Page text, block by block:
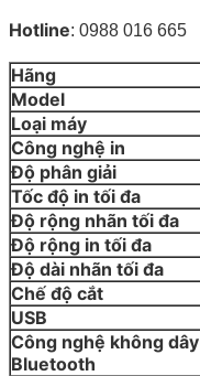
Hotline: 0988 016 665
Hãng
Model
Loại máy
Công nghệ in
Độ phân giải
Tốc độ in tối đa
Độ rộng nhãn tối đa
Độ rộng in tối đa
Độ dài nhãn tối đa
Chế độ cắt
USB
Công nghệ không dây
Bluetooth